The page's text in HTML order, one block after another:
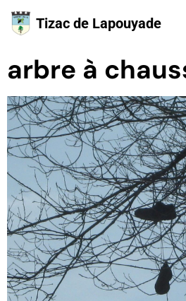
Tizac de Lapouyade
arbre à